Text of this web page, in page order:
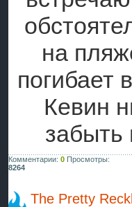
на
погибает
Кевин
забыть
Комментарии: 0 Просмотры:
8264
The Pretty